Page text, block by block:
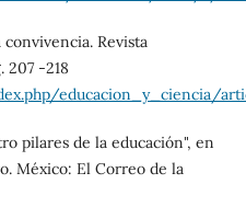
convivencia. Revista
207 -218
educacion_y_ciencia/
pilares de la educación", en
México: El Correo de la